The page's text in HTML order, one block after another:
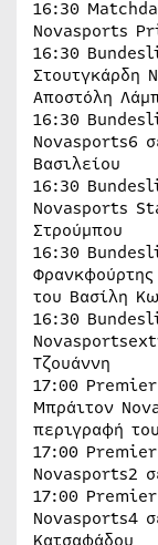
16:30
Novasports
16:30
Στουτγκάρδη
Αποστόλη
16:30
Novasports6
Βασιλείου
16:30
Novasports
Στρούμπου
16:30
του Βασίλη
16:30
Τζουάννη
17:00
Μπράιτον
περιγραφή
17:00 Premier
Novasports2
17:00 Premier
Novasports4